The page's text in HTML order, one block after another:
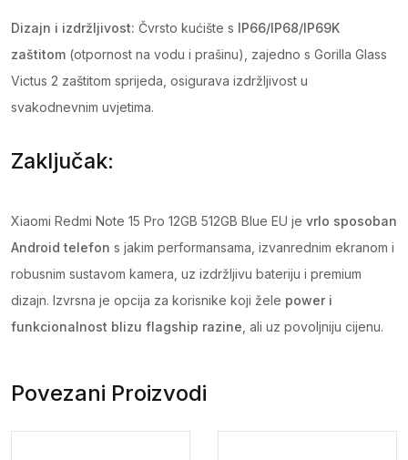
Dizajn i izdržljivost: Čvrsto kućište s IP66/IP68/IP69K
zaštitom (otpornost na vodu i prašinu), zajedno s Gorilla Glass
Victus 2 zaštitom sprijeda, osigurava izdržljivost u
svakodnevnim uvjetima.
Zaključak:
Xiaomi Redmi Note 15 Pro 12GB 512GB Blue EU je vrlo sposoban
Android telefon s jakim performansama, izvanrednim ekranom i
robusnim sustavom kamera, uz izdržljivu bateriju i premium
dizajn. Izvrsna je opcija za korisnike koji žele power i
funkcionalnost blizu flagship razine , ali uz povoljniju cijenu.
Povezani Proizvodi